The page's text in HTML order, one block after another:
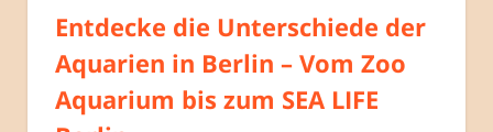
Entdecke die Unterschiede der
Aquarien in Berlin – Vom Zoo
Aquarium bis zum SEA LIFE